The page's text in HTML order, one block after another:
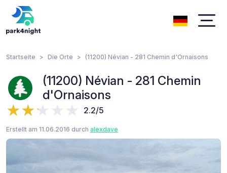
Startseite Die Orte (11200) Névian - 281 Chemin d'Ornaisons
(11200) Névian - 281 Chemin
d'Ornaisons
2.2/5
Erstellt am 11.06.2016 durch alexdave